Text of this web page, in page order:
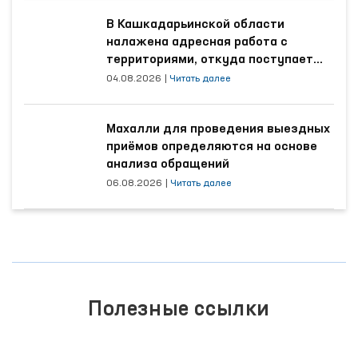
В Кашкадарьинской области
налажена адресная работа с
территориями, откуда поступает
наибольшее количество обращений
04.08.2026 Читать далее
Махалли для проведения выездных
приёмов определяются на основе
анализа обращений
06.08.2026 Читать далее
Полезные ссылки